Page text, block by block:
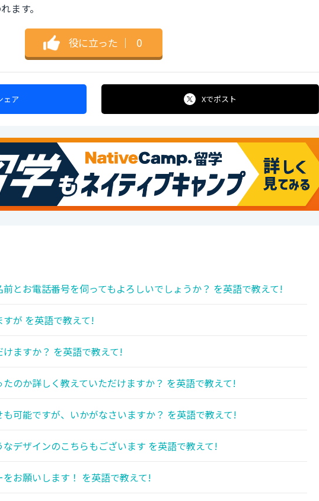
ます。
役に立った ｜ 0
ェア Xでポスト
とお電話番号を伺ってもよろしいでしょうか？ を英語で教えて!
が を英語で教えて!
ますか？ を英語で教えて!
のか詳しく教えていただけますか？ を英語で教えて!
可能ですが、いかがなさいますか？ を英語で教えて!
デザインのこちらもございます を英語で教えて!
お願いします！ を英語で教えて!